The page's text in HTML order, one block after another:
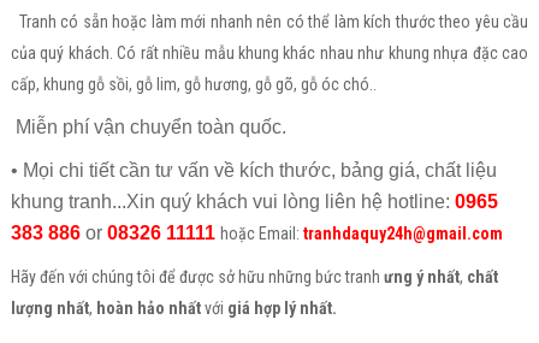
Tranh có sẵn hoặc làm mới nhanh nên có thể làm kích thước theo yêu cầu
của quý khách. Có rất nhiều mẫu khung khác nhau như khung nhựa đặc cao
cấp, khung gỗ sồi, gỗ lim, gỗ hương, gỗ gõ, gỗ óc chó..
Miễn phí vận chuyển toàn quốc.
• Mọi chi tiết cần tư vấn về kích thước, bảng giá, chất liệu
khung tranh...Xin quý khách vui lòng liên hệ hotline: 0965
383 886 or 08326 11111 hoặc Email: tranhdaquy24h@gmail.com
Hãy đến với chúng tôi để được sở hữu những bức tranh ưng ý nhất, chất
lượng nhất, hoàn hảo nhấtvới giá hợp lý nhất.